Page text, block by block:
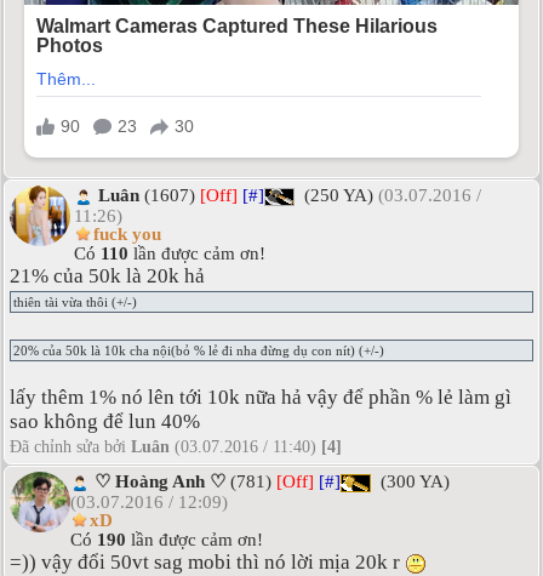
Luân (1607) [Off] [#] (250 YA) (03.07.2016 /
11:26)
fuck you
Có 110 lần được cảm ơn!
21% của 50k là 20k hả
thiên tài vừa thôi (+/-)
20% của 50k là 10k cha nội(bỏ % lẻ đi nha đừng dụ con nít) (+/-)
lấy thêm 1% nó lên tới 10k nữa hả vậy để phần % lẻ làm gì
sao không để lun 40%
Đã chỉnh sửa bởi Luân (03.07.2016 / 11:40) [4]
♡ Hoàng Anh ♡ (781) [Off] [#]
(300 YA)
(03.07.2016 / 12:09)
xD
Có 190 lần được cảm ơn!
=)) vậy đổi 50vt sag mobi thì nó lời mịa 20k r